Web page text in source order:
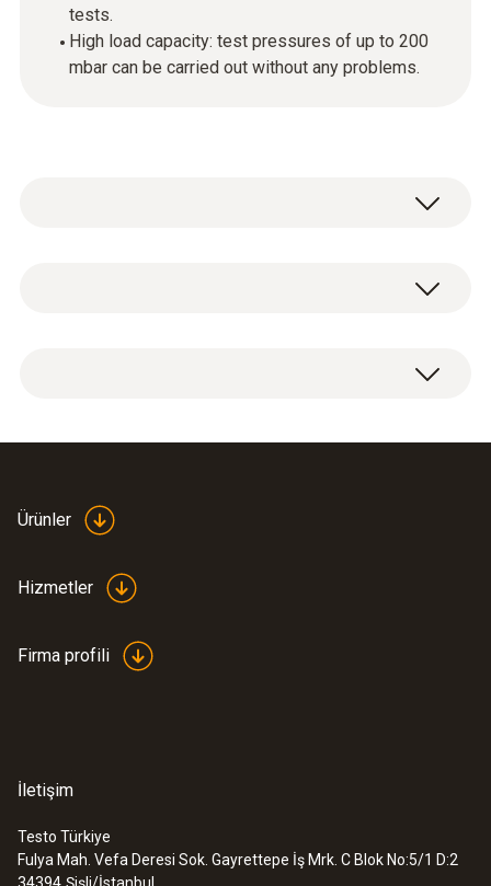
tests.
High load capacity: test pressures of up to 200
mbar can be carried out without any problems.
Testo 330-1/-2 LL versiyon 2010'un gaz hattı
:
analiz cihazı (30.000 ppm'ye kadar O
CO H2-düzeltmeli, NO - sonradan
takılabilir)
Ürünler
Hizmetler
Firma profili
İletişim
Testo Türkiye
Fulya Mah. Vefa Deresi Sok. Gayrettepe İş Mrk. C Blok No:5/1 D:2